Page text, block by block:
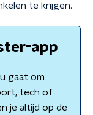
te krijgen.
app
gaat om
tech of
je altijd op de